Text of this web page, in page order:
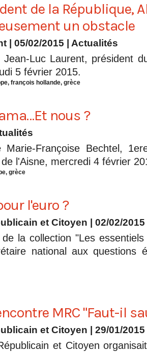
de la République,
un obstacle
| 05/02/2015 Actualités
Jean-Luc Laurent, président
5 février 2015.
, françois hollande, grèce
nous ?
Marie-Françoise Bechtel,
l'Aisne, mercredi 4 février
, grèce
l'euro ?
et Citoyen | 02/02/2015
la collection "Les
national aux questions
MRC "Faut-il
et Citoyen | 29/01/2015
et Citoyen